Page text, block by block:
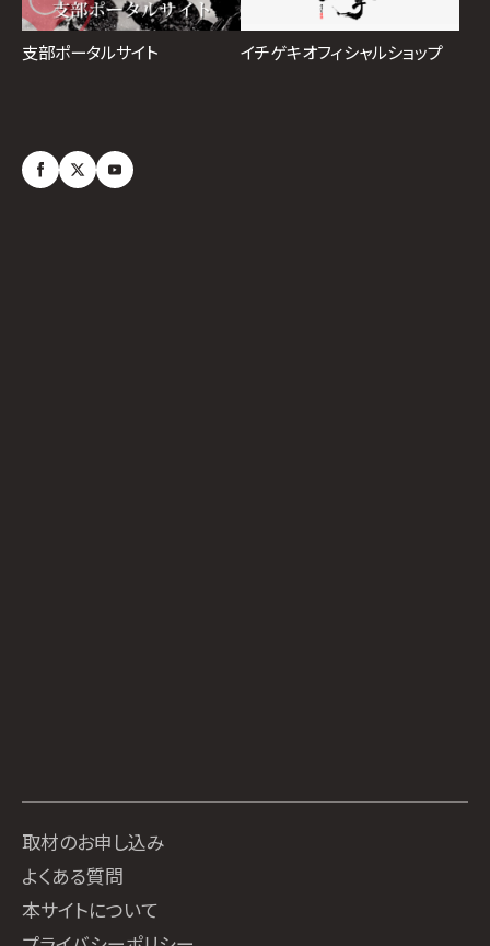
支部ポータルサイト イチゲキオフィシャルショップ
取材のお申し込み
よくある質問
本サイトについて